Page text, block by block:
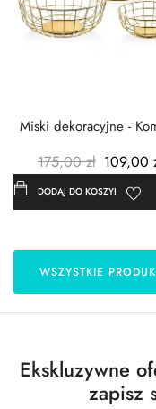
Miski dekoracyjne -
175,00 zł 109,00
DODAJ DO KOSZYKA
WSZYSTKIE
Ekskluzywne
zapisz